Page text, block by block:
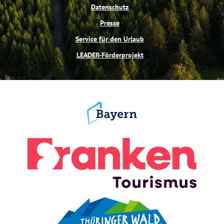
Datenschutz
Presse
Service für den Urlaub
LEADER-Förderprojekt